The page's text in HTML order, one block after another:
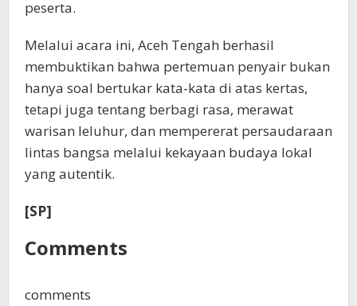
peserta.
Melalui acara ini, Aceh Tengah berhasil
membuktikan bahwa pertemuan penyair bukan
hanya soal bertukar kata-kata di atas kertas,
tetapi juga tentang berbagi rasa, merawat
warisan leluhur, dan mempererat persaudaraan
lintas bangsa melalui kekayaan budaya lokal
yang autentik.
[SP]
Comments
comments